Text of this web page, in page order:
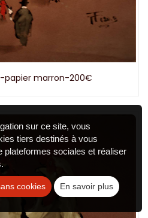
papier marron-200€
sur ce site, vous
tiers destinés à vous
plateformes sociales et réaliser
cookies En savoir plus